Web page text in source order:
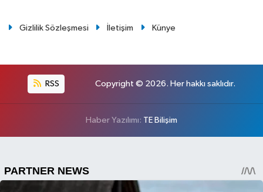
Gizlilik Sözleşmesi İletişim Künye
RSS Copyright © 2026. Her hakkı saklıdır.
Haber Yazılımı: TE Bilişim